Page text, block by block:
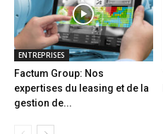
ENTREPRISES
Factum Group: Nos
expertises du leasing et de la
gestion de...